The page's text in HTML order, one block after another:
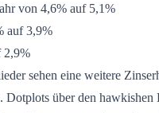
von 4,6% auf 5,1%
auf 3,9%
2,9%
sehen eine weitere
Dotplots über den hawkishen